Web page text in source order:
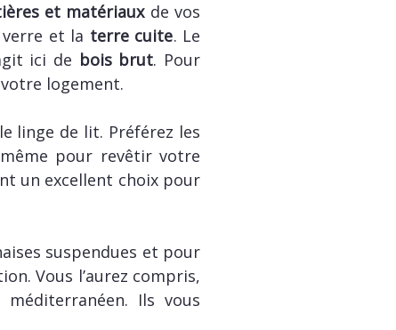
et matériauxde vos
et la terre cuite. Le
ici de bois brut. Pour
logement.
linge de lit. Préférez les
pour revêtir votre
un excellent choix pour
suspendues et pour
Vous l’aurez compris,
Ils vous